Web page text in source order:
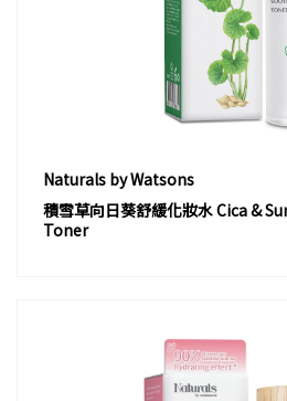
Naturals by Watsons
積雪草向日葵舒緩化妝水 Cica &
Toner